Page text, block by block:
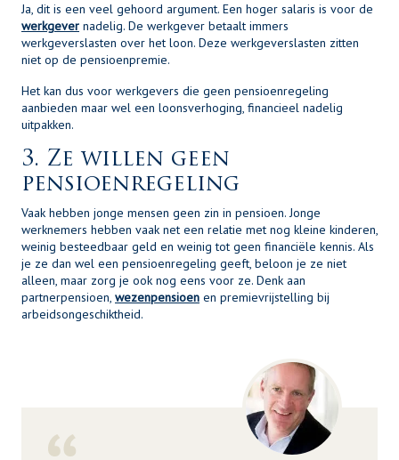
Ja, dit is een veel gehoord argument. Een hoger salaris is voor de
werkgever nadelig. De werkgever betaalt immers
werkgeverslasten over het loon. Deze werkgeverslasten zitten
niet op de pensioenpremie.
Het kan dus voor werkgevers die geen pensioenregeling
aanbieden maar wel een loonsverhoging, financieel nadelig
uitpakken.
3. Ze willen geen
pensioenregeling
Vaak hebben jonge mensen geen zin in pensioen. Jonge
werknemers hebben vaak net een relatie met nog kleine kinderen,
weinig besteedbaar geld en weinig tot geen financiële kennis. Als
je ze dan wel een pensioenregeling geeft, beloon je ze niet
alleen, maar zorg je ook nog eens voor ze. Denk aan
partnerpensioen, wezenpensioen en premievrijstelling bij
arbeidsongeschiktheid.